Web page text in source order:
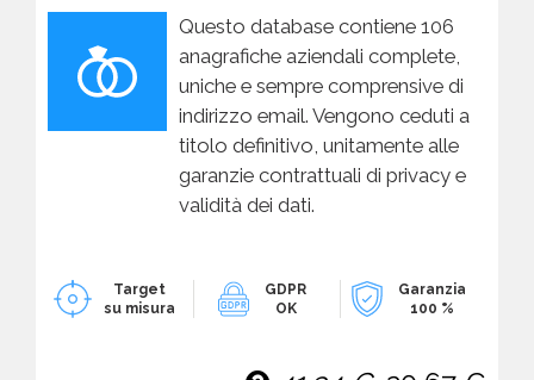
Questo database contiene 106
anagrafiche aziendali complete,
uniche e sempre comprensive di
indirizzo email. Vengono ceduti a
titolo definitivo, unitamente alle
garanzie contrattuali di privacy e
validità dei dati.
Target
su misura
GDPR
OK
Garanzia
100 %